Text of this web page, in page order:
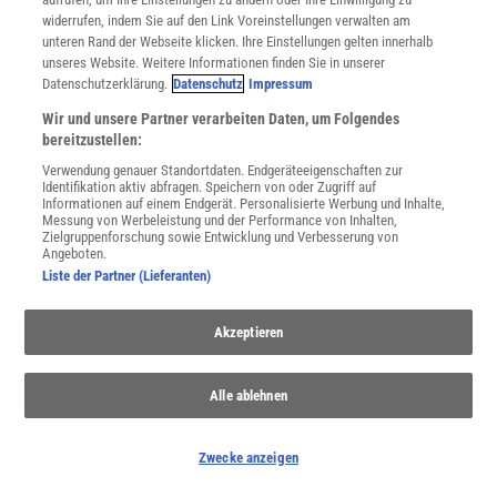
WEITERE NEUERSCHEINUNGEN SPEKTRUM SHOP
Spektrum.de-Newsletter abonnieren
JETZT ANMELDEN!
Sie können unsere Newsletter jederzeit wieder abbestellen. Infos zu unserem Umgang
mit Ihren personenbezogenen Daten finden Sie in unsererDatenschutzerklärung
Newsletter
Kontakt
widerrufen, indem Sie auf den Link Voreinstellungen verwalten am
unteren Rand der Webseite klicken. Ihre Einstellungen gelten innerhalb
unseres Website. Weitere Informationen finden Sie in unserer
Datenschutzerklärung. Datenschutz Impressum
Wir und unsere Partner verarbeiten Daten, um Folgendes
bereitzustellen:
Verwendung genauer Standortdaten. Endgeräteeigenschaften zur
Identifikation aktiv abfragen. Speichern von oder Zugriff auf
Informationen auf einem Endgerät. Personalisierte Werbung und Inhalte,
Messung von Werbeleistung und der Performance von Inhalten,
Zielgruppenforschung sowie Entwicklung und Verbesserung von
Angeboten.
Liste der Partner (Lieferanten)
Akzeptieren
Alle ablehnen
Zwecke anzeigen